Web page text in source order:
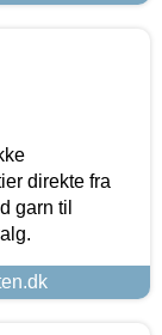
direkte fra
garn til